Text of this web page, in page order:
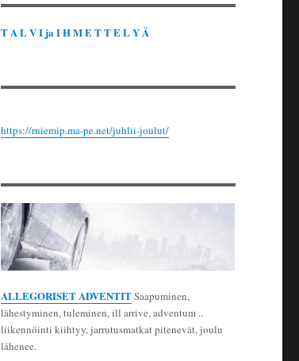
T A L V I ja I H M E T T E L Y Ä
https://rniemip.ma-pe.net/juhlii-joulut/
ALLEGORISET ADVENTITSaapuminen,
lähestyminen, tuleminen, ill arrive, adventum ..
liikennöinti kiihtyy, jarrutusmatkat pitenevät, joulu
lähenee.